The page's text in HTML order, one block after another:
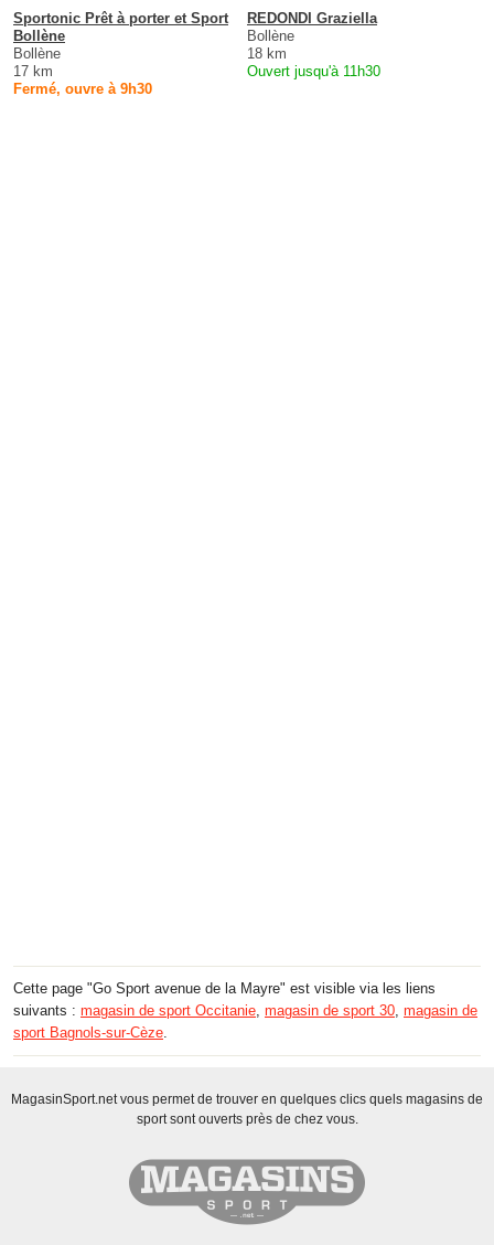
Sportonic Prêt à porter et Sport
Bollène
Bollène
17 km
Fermé, ouvre à 9h30
REDONDI Graziella
Bollène
18 km
Ouvert jusqu'à 11h30
Cette page "Go Sport avenue de la Mayre" est visible via les liens
suivants : magasin de sport Occitanie, magasin de sport 30, magasin de
sport Bagnols-sur-Cèze.
MagasinSport.net vous permet de trouver en quelques clics quels magasins de
sport sont ouverts près de chez vous.